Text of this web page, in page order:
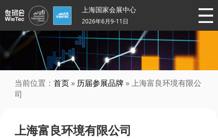
上海国家会展中心
2026年6月9-11日
当前位置： 首页 » 历届参展品牌 » 上海富良环境有限公
司
上海富良环境有限公司